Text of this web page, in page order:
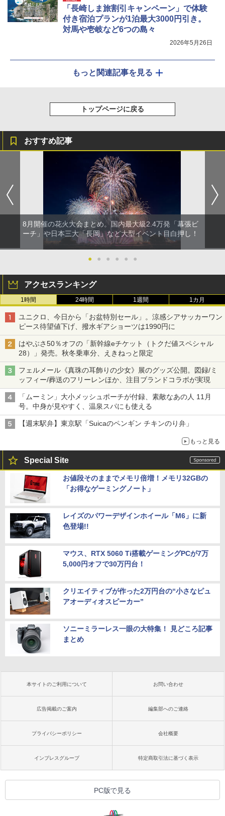
「長崎しま旅割引キャンペーン」で体験
付き宿泊プランが1泊最大3000円引き。
対馬や壱岐など6つの島々
2026年5月26日
もっと関連記事を見る
トップページに戻る
おすすめ記事
8月開催の花火大会まとめ。国内最大級2.4万発「幕張ビ
ーチ」や日本三大「長岡」など大型イベント目白押し！
● ● ● ● ● ●
アクセスランキング
1時間 24時間 1週間 1カ月
ユニクロ、今日から「お盆特別セール」。涼感シアサッカーワン
ピース待望値下げ、撥水ギアショーツは1990円に
はやぶさ50％オフの「新幹線eチケット（トクだ値スペシャル
28）」発売。秋冬乗車分、えきねっと限定
フェルメール《真珠の耳飾りの少女》展のグッズ公開。図録/ミ
ッフィー/葬送のフリーレンほか、注目ブランドコラボが実現
「ムーミン」大小メッシュポーチが付録、素敵なあの人 11月
号。中身が見やすく、温泉スパにも使える
【週末駅弁】東京駅「Suicaのペンギン チキンのり弁」
もっと見る
Special Site
お値段そのままでメモリ倍増！メモリ32GBの
「お得なゲーミングノート」
レイズのパワーデザインホイール「M6」に新
色登場!!
マウス、RTX 5060 Ti搭載ゲーミングPCが7万
5,000円オフで30万円台！
クリエイティブが作った2万円台の“小さなピュ
アオーディオスピーカー”
ソニーミラーレス一眼の大特集！ 見どころ記事
まとめ
本サイトのご利用について お問い合わせ
広告掲載のご案内 編集部へのご連絡
プライバシーポリシー 会社概要
インプレスグループ 特定商取引法に基づく表示
PC版で見る